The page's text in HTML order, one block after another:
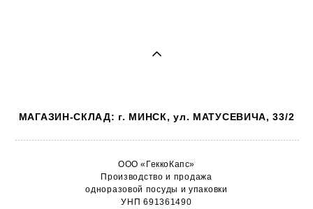
МАГАЗИН-СКЛАД: г. МИНСК, ул. МАТУСЕВИЧА, 33/2
ООО «ГеккоКапс»
Производство и продажа
одноразовой посуды и упаковки
УНП 691361490